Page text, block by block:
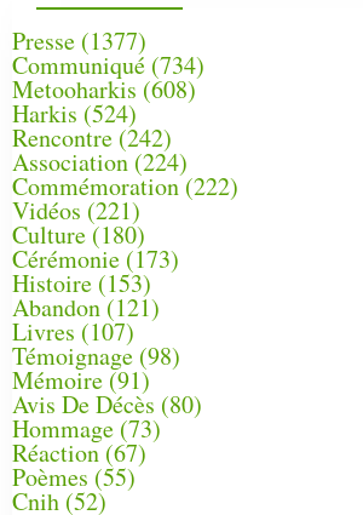
Presse (1377)
Communiqué (734)
Metooharkis (608)
Harkis (524)
Rencontre (242)
Association (224)
Commémoration(222)
Vidéos (221)
Culture(180)
Cérémonie (173)
Histoire (153)
Abandon(121)
Livres (107)
Témoignage (98)
Mémoire (91)
Avis De Décès (80)
Hommage (73)
Réaction(67)
Poèmes (55)
Cnih (52)